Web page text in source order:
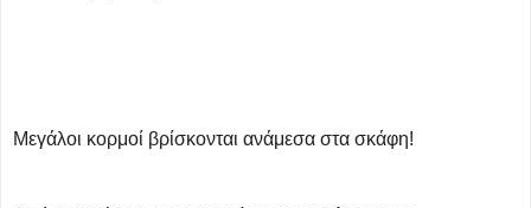
Μεγάλοι κορμοί βρίσκονται ανάμεσα στα σκάφη!